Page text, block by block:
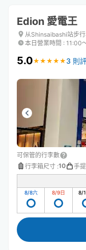
Edion 愛電王
从Shinsaibashi站步行
本日營業時間 : 11:00
5.0★ ★ ★ ★ ★
★ ★ ★ ★ ★ 3 則
可保管的行李數
行李箱尺寸 :10 手
8/8六 8/9日 8/